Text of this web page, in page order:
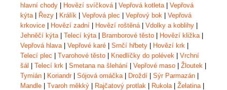
hlavní chody | Hovězí svíčková | Vepřová kotleta | Vepřová
kýta | Řezy | Králík | Vepřová plec | Vepřový bok | Vepřová
krkovice | Hovězí zadní | Hovězí roštěná | Vdolky a koblihy |
Jehněčí kýta | Telecí kýta | Bramborové těsto | Hovězí kližka |
Vepřová hlava | Vepřové karé | Srnčí hřbety | Hovězí krk |
Telecí plec | Tvarohové těsto | Knedlíčky do polévek | Vrchní
šál | Telecí krk | Smetana na šlehání | Vepřové maso | Žloutek |
Tymián | Koriandr| Sójová omáčka | Droždí | Sýr Parmazán |
Mandle | Tvaroh měkký | Rajčatový protlak | Rukola | Želatina |